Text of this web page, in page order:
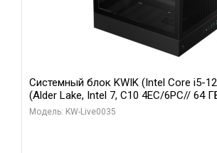
Системный блок KWIK (Intel Core i5-
(Alder Lake, Intel 7, C10 4EC/6PC// 64
Sinotex GTX1650 4GB 128bit GDDR6 DVI
Модель: KW-Live0035